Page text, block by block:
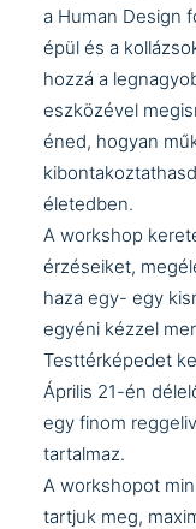
a Human Design
épül és a
hozzá a
eszközével
éned, hogyan
életedben.
A workshop
érzéseiket,
haza egy- egy
egyéni kézzel
Testtérképedet
Április 21-én
egy finom
tartalmaz.
A workshopot
tartjuk meg,